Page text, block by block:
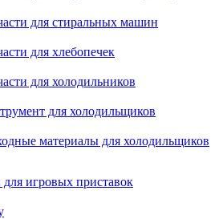
для стиральных машин
для хлебопечек
для холодильников
для холодильщиков
материалы для холодильщиков
для игровых приставок